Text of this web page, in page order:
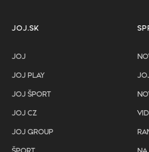
JOJ.SK
JOJ
JOJ PLAY
JOJ ŠPORT
JOJ CZ
JOJ GROUP